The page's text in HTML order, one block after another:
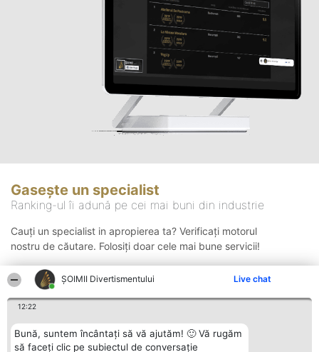
ŞOIMII Divertismentului Live chat
12:22
Bună, suntem încântați să vă ajutăm! 🙂 Vă rugăm
să faceți clic pe subiectul de conversație
Gasește un specialist
Ranking-ul îi adună pe cei mai buni din industrie
Cauți un specialist in apropierea ta? Verificați motorul
nostru de căutare. Folosiți doar cele mai bune servicii!